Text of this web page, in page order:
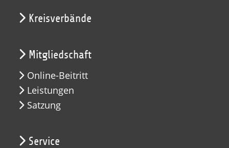
Kreisverbände
Mitgliedschaft
Online-Beitritt
Leistungen
Satzung
Service